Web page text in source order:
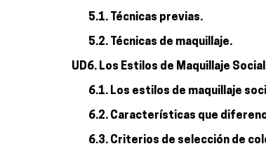
5.1. Técnicas previas.
5.2. Técnicas de maquillaje.
UD6. Los Estilos de Maquillaje
6.1. Los estilos de maquillaje
6.2. Características que
6.3. Criterios de selección de